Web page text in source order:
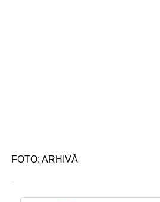
FOTO: ARHIVĂ